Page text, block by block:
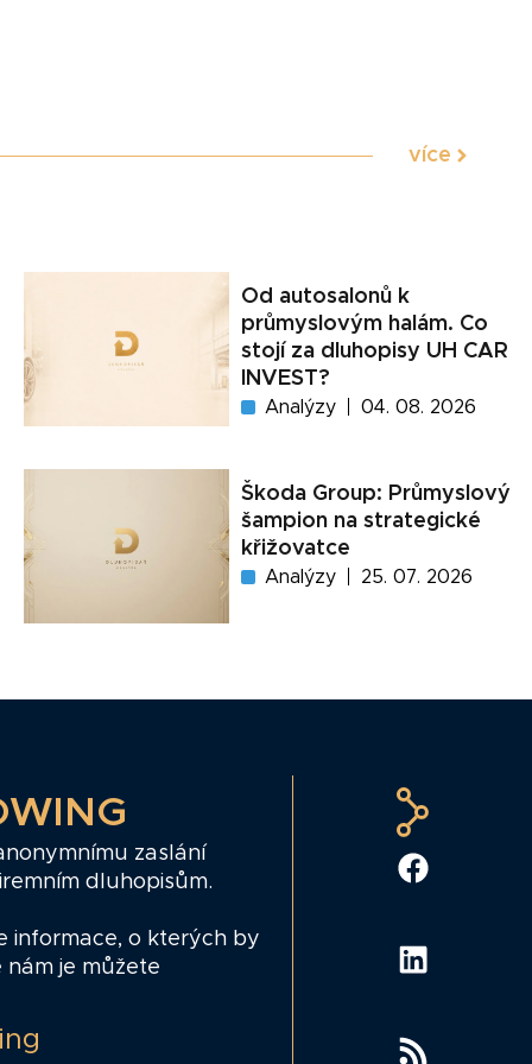
více
Od autosalonů k
průmyslovým halám. Co
stojí za dluhopisy UH CAR
INVEST?
Analýzy 04. 08. 2026
Škoda Group: Průmyslový
šampion na strategické
křižovatce
Analýzy 25. 07. 2026
zaslání
dluhopisům.
informace, o kterých by
je můžete